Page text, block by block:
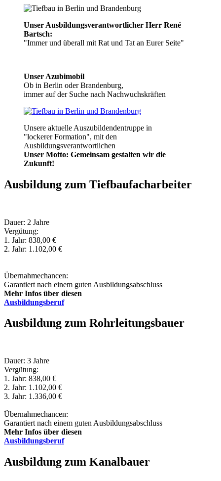
Unser Ausbildungsverantwortlicher Herr René
Bartsch:
"Immer und überall mit Rat und Tat an Eurer Seite"
Unser Azubimobil
Ob in Berlin oder Brandenburg,
immer auf der Suche nach Nachwuchskräften
Unsere aktuelle Auszubildendentruppe in
"lockerer Formation", mit den
Ausbildungsverantwortlichen
Unser Motto: Gemeinsam gestalten wir die
Zukunft!
Ausbildung zum Tiefbaufacharbeiter
Dauer: 2 Jahre
Vergütung:
1. Jahr: 838,00 €
2. Jahr: 1.102,00 €
Übernahmechancen:
Garantiert nach einem guten Ausbildungsabschluss
Mehr Infos über diesen
Ausbildungsberuf
Ausbildung zum Rohrleitungsbauer
Dauer: 3 Jahre
Vergütung:
1. Jahr: 838,00 €
2. Jahr: 1.102,00 €
3. Jahr: 1.336,00 €
Übernahmechancen:
Garantiert nach einem guten Ausbildungsabschluss
Mehr Infos über diesen
Ausbildungsberuf
Ausbildung zum Kanalbauer